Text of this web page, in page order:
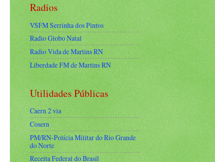
Radios
VSFM Serrinha dos Pintos
Radio Globo Natal
Radio Vida de Martins RN
Liberdade FM de Martins RN
Utilidades Públicas
Caern 2 via
Cosern
PM/RN-Polícia Militar do Rio Grande
do Norte
Receita Federal do Brasíl